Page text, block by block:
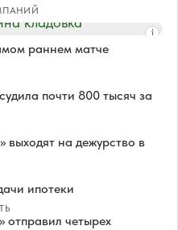
раннем матче
почти 800 тысяч за
выходят на дежурство в
ипотеки
отправил четырех